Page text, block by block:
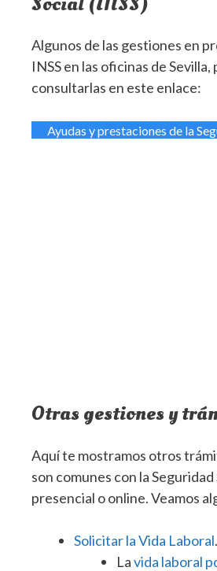
Algunos de las gestiones en
INSS en las oficinas de Sevilla,
consultarlas en este enlace:
Ayudas y prestaciones de la
Otras gestiones y
Aquí te mostramos otros
son comunes con la
presencial o online. Veamos
Solicitar la Vida Laboral.
Lavida laboral